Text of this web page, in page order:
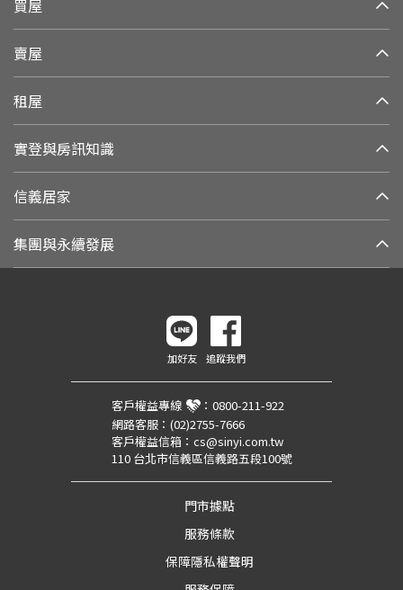
買屋
賣屋
租屋
實登與房訊知識
信義居家
集團與永續發展
加好友 追蹤我們
客戶權益專線 ： 0800-211-922
網路客服： (02)2755-7666
客戶權益信箱： cs@sinyi.com.tw
110 台北市信義區信義路五段100號
門市據點
服務條款
保障隱私權聲明